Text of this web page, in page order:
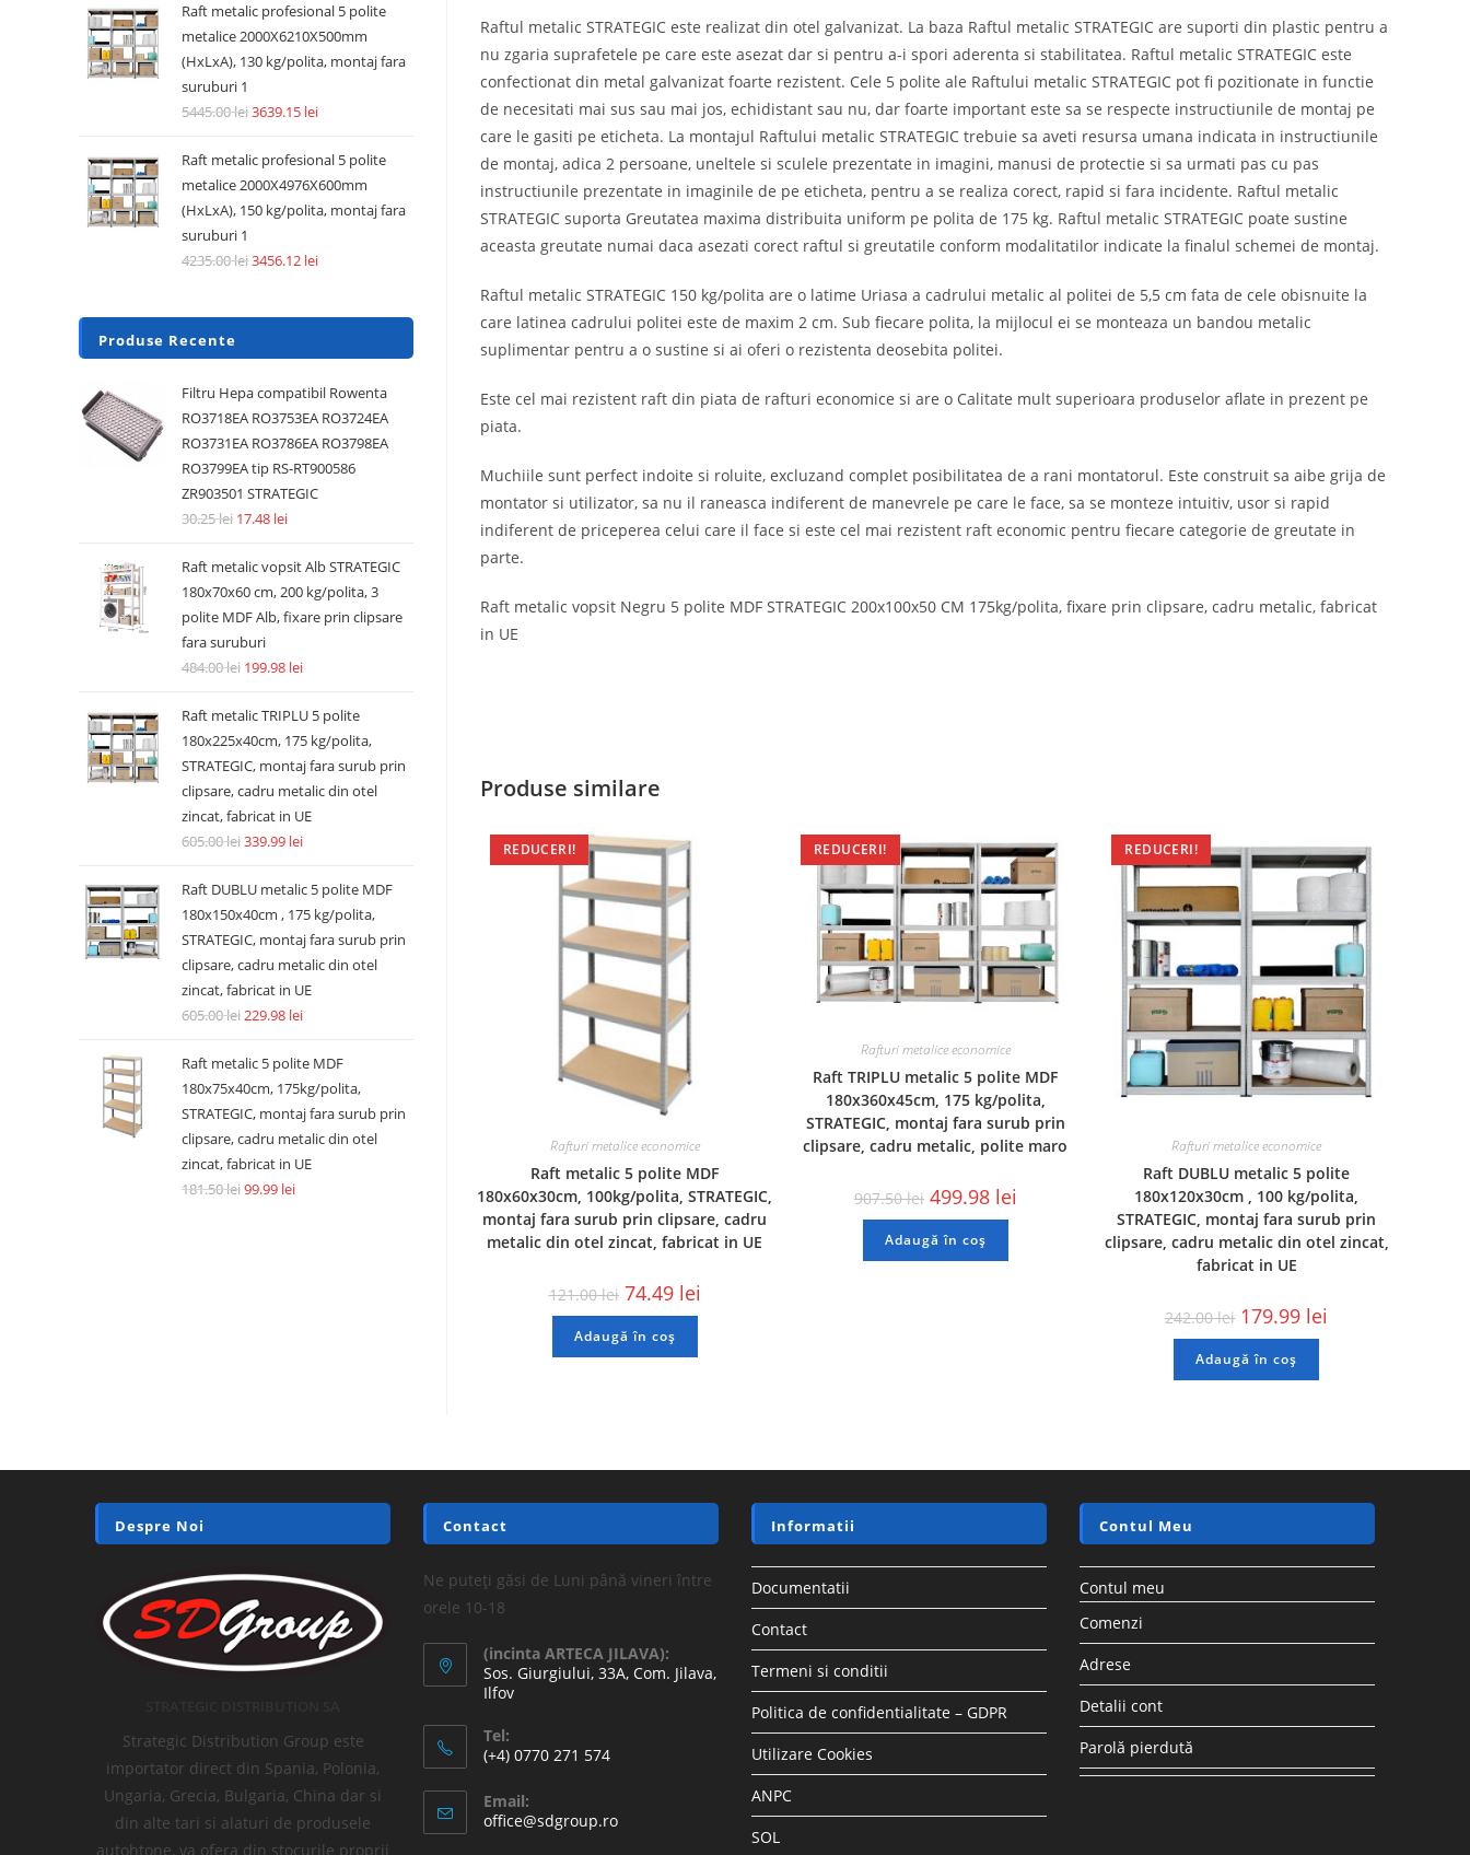
Raftul metalic STRATEGIC este realizat din otel galvanizat. La baza Raftul metalic STRATEGIC are suporti din plastic pentru a
nu zgaria suprafetele pe care este asezat dar si pentru a-i spori aderenta si stabilitatea. Raftul metalic STRATEGIC este
confectionat din metal galvanizat foarte rezistent. Cele 5 polite ale Raftului metalic STRATEGIC pot fi pozitionate in functie
de necesitati mai sus sau mai jos, echidistant sau nu, dar foarte important este sa se respecte instructiunile de montaj pe
care le gasiti pe eticheta. La montajul Raftului metalic STRATEGIC trebuie sa aveti resursa umana indicata in instructiunile
de montaj, adica 2 persoane, uneltele si sculele prezentate in imagini, manusi de protectie si sa urmati pas cu pas
instructiunile prezentate in imaginile de pe eticheta, pentru a se realiza corect, rapid si fara incidente. Raftul metalic
STRATEGIC suporta Greutatea maxima distribuita uniform pe polita de 175 kg. Raftul metalic STRATEGIC poate sustine
aceasta greutate numai daca asezati corect raftul si greutatile conform modalitatilor indicate la finalul schemei de montaj.
Raftul metalic STRATEGIC 150 kg/polita are o latime Uriasa a cadrului metalic al politei de 5,5 cm fata de cele obisnuite la
care latinea cadrului politei este de maxim 2 cm. Sub fiecare polita, la mijlocul ei se monteaza un bandou metalic
suplimentar pentru a o sustine si ai oferi o rezistenta deosebita politei.
Este cel mai rezistent raft din piata de rafturi economice si are o Calitate mult superioara produselor aflate in prezent pe
piata.
Muchiile sunt perfect indoite si roluite, excluzand complet posibilitatea de a rani montatorul. Este construit sa aibe grija de
montator si utilizator, sa nu il raneasca indiferent de manevrele pe care le face, sa se monteze intuitiv, usor si rapid
indiferent de priceperea celui care il face si este cel mai rezistent raft economic pentru fiecare categorie de greutate in
parte.
Raft metalic vopsit Negru 5 polite MDF STRATEGIC 200x100x50 CM 175kg/polita, fixare prin clipsare, cadru metalic, fabricat
in UE
Produse similare
REDUCERI!
Rafturi metalice economice
Raft metalic 5 polite MDF
180x60x30cm, 100kg/polita, STRATEGIC,
montaj fara surub prin clipsare, cadru
metalic din otel zincat, fabricat in UE
121.00lei 74.49 lei
Adaugă în coș
REDUCERI!
Rafturi metalice economice
Raft TRIPLU metalic 5 polite MDF
180x360x45cm, 175 kg/polita,
STRATEGIC, montaj fara surub prin
clipsare, cadru metalic, polite maro
907.50lei 499.98 lei
Adaugă în coș
REDUCERI!
Rafturi metalice economice
Raft DUBLU metalic 5 polite
180x120x30cm , 100 kg/polita,
STRATEGIC, montaj fara surub prin
clipsare, cadru metalic din otel zincat,
fabricat in UE
242.00lei 179.99 lei
Adaugă în coș
Raft metalic profesional 5 polite
metalice 2000X6210X500mm
(HxLxA), 130 kg/polita, montaj fara
suruburi 1
5445.00lei3639.15 lei
Raft metalic profesional 5 polite
metalice 2000X4976X600mm
(HxLxA), 150 kg/polita, montaj fara
suruburi 1
4235.00lei3456.12 lei
Produse Recente
Filtru Hepa compatibil Rowenta
RO3718EA RO3753EA RO3724EA
RO3731EA RO3786EA RO3798EA
RO3799EA tip RS-RT900586
ZR903501 STRATEGIC
30.25lei 17.48 lei
Raft metalic vopsit Alb STRATEGIC
180x70x60 cm, 200 kg/polita, 3
polite MDF Alb, fixare prin clipsare
fara suruburi
484.00lei 199.98 lei
Raft metalic TRIPLU 5 polite
180x225x40cm, 175 kg/polita,
STRATEGIC, montaj fara surub prin
clipsare, cadru metalic din otel
zincat, fabricat in UE
605.00lei339.99 lei
Raft DUBLU metalic 5 polite MDF
180x150x40cm , 175 kg/polita,
STRATEGIC, montaj fara surub prin
clipsare, cadru metalic din otel
zincat, fabricat in UE
605.00lei229.98 lei
Raft metalic 5 polite MDF
180x75x40cm, 175kg/polita,
STRATEGIC, montaj fara surub prin
clipsare, cadru metalic din otel
zincat, fabricat in UE
181.50lei99.99 lei
Despre Noi
Strategic Distribution Group este
importator direct din Spania, Polonia,
Ungaria, Grecia, Bulgaria, China dar si
din alte tari si alaturi de produsele
autohtone, va ofera din stocurile proprii
Contact
Ne puteți găsi de Luni până vineri între
orele 10-18
(incinta ARTECA JILAVA):
Sos. Giurgiului, 33A, Com. Jilava,
Ilfov
Tel:
(+4) 0770 271 574
Email:
office@sdgroup.ro
Informatii
Documentatii
Contact
Termeni si conditii
Politica de confidentialitate – GDPR
Utilizare Cookies
ANPC
SOL
Contul Meu
Contul meu
Comenzi
Adrese
Detalii cont
Parolă pierdută